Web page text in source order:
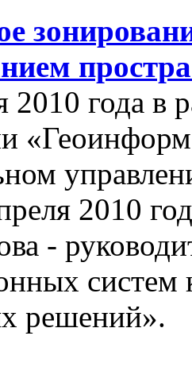
2010 года в
2010
-
систем
решений».